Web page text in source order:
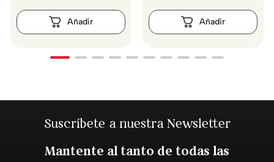
Suscríbete a nuestra Newsletter
Mantente al tanto de todas las